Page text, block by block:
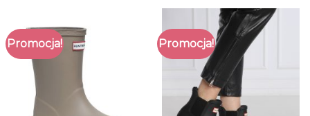
Promocja! Promocja!